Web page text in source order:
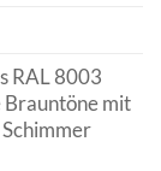
RAL 8003
Brauntöne mit